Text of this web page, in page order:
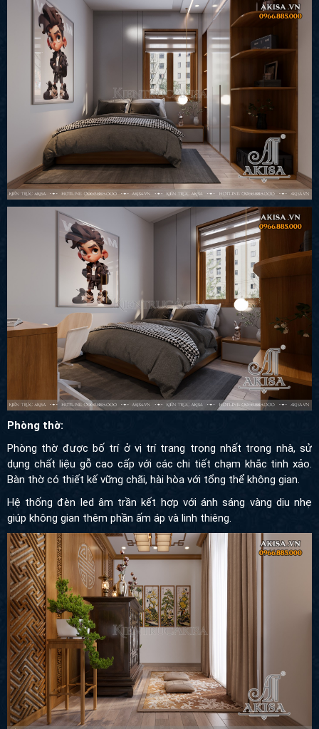
Phòng thờ:
Phòng thờ được bố trí ở vị trí trang trọng nhất trong nhà, sử
dụng chất liệu gỗ cao cấp với các chi tiết chạm khắc tinh xảo.
Bàn thờ có thiết kế vững chãi, hài hòa với tổng thể không gian.
Hệ thống đèn led âm trần kết hợp với ánh sáng vàng dịu nhẹ
giúp không gian thêm phần ấm áp và linh thiêng.